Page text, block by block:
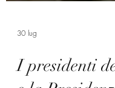
30 lug